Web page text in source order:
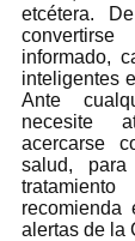
etcétera.
informado,
inteligentes
Ante
necesite
acercarse
salud,
alertas de la